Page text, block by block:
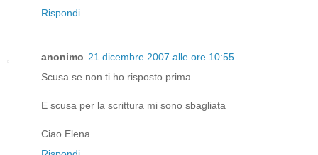
Rispondi
anonimo 21 dicembre 2007 alle ore 10:55
Scusa se non ti ho risposto prima.
E scusa per la scrittura mi sono sbagliata
Ciao Elena